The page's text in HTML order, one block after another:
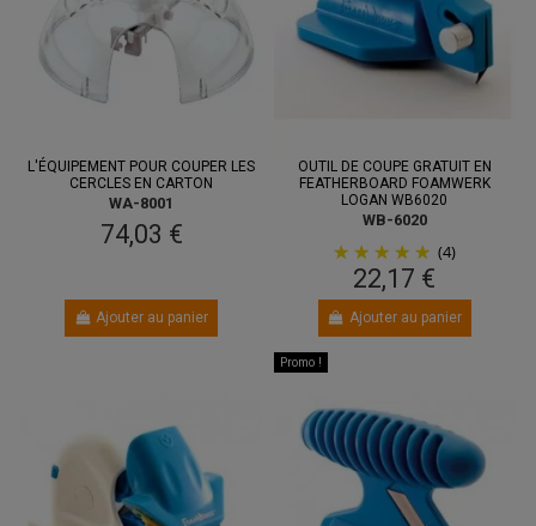
L'ÉQUIPEMENT POUR COUPER LES
CERCLES EN CARTON
WA-8001
74,03 €
Ajouter au panier
OUTIL DE COUPE GRATUIT EN
FEATHERBOARD FOAMWERK
LOGAN WB6020
WB-6020
(4)
22,17 €
Ajouter au panier
Promo !